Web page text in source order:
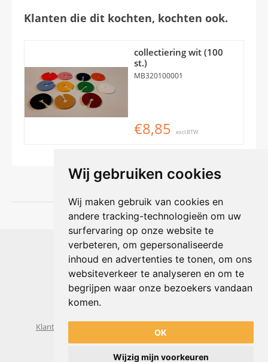
Wij gebruiken cookies
Wij maken gebruik van cookies en
andere tracking-technologieën om uw
surfervaring op onze website te
verbeteren, om gepersonaliseerde
inhoud en advertenties te tonen, om ons
websiteverkeer te analyseren en om te
begrijpen waar onze bezoekers vandaan
komen.
OK
Wijzig mijn voorkeuren
Klanten die dit kochten, kochten ook.
collectiering wit (100
st.)
MB320100001
€8,85 excl.BTW
Shophouse online
Max Planckstraat 4
6716 BE Ede, Nederland
Telefoon:+31(0)318 618 121
E-mail: info@shophouse.nl
Geopend: ma t/m vr 09:00-17:00 uur
Klantenservice
Algemene voorwaarden